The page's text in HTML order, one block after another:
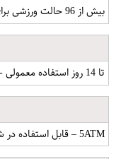
بیش از 96 حالت ورزشی برای ورزش‌های هوازی و مقاومتی
تا 14 روز استفاده معمولی - 10 روز استفاده سنگین
5ATM – قابل استفاده در شنا و ورزش‌های آبی